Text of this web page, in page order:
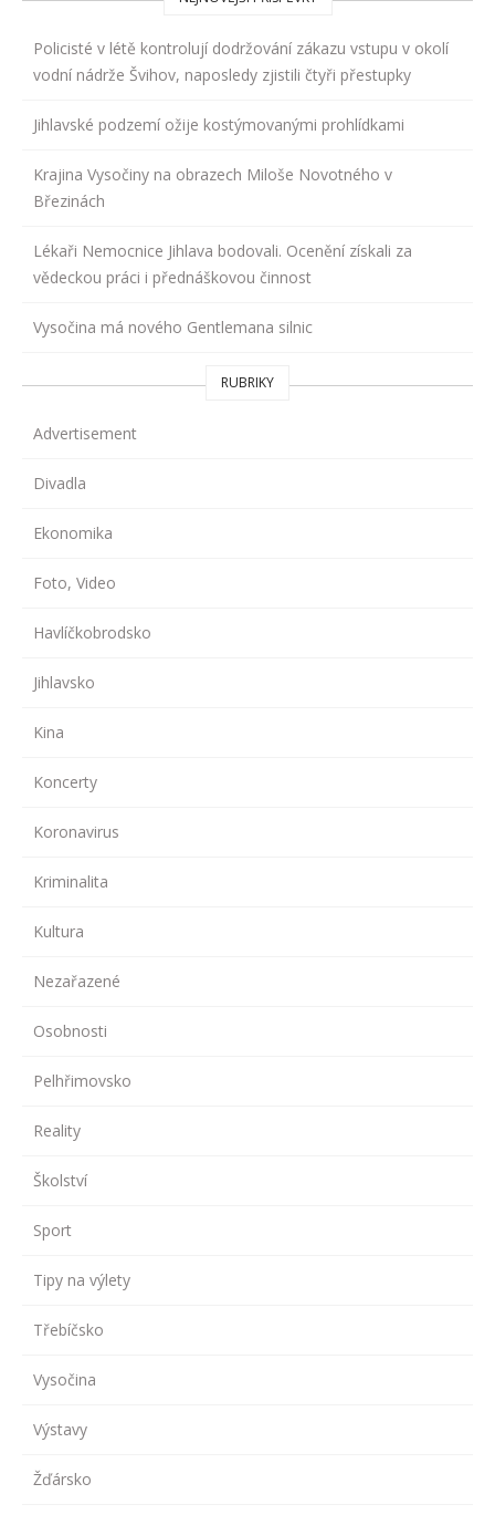
Policisté v létě kontrolují dodržování zákazu vstupu v okolí
vodní nádrže Švihov, naposledy zjistili čtyři přestupky
Jihlavské podzemí ožije kostýmovanými prohlídkami
Krajina Vysočiny na obrazech Miloše Novotného v
Březinách
Lékaři Nemocnice Jihlava bodovali. Ocenění získali za
vědeckou práci i přednáškovou činnost
Vysočina má nového Gentlemana silnic
RUBRIKY
Advertisement
Divadla
Ekonomika
Foto, Video
Havlíčkobrodsko
Jihlavsko
Kina
Koncerty
Koronavirus
Kriminalita
Kultura
Nezařazené
Osobnosti
Pelhřimovsko
Reality
Školství
Sport
Tipy na výlety
Třebíčsko
Vysočina
Výstavy
Žďársko